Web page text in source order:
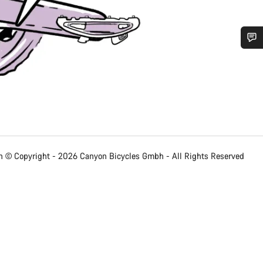
© Copyright - 2026 Canyon Bicycles Gmbh - All Rights Reserved
Fechar